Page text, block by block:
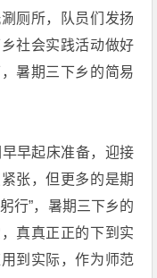
厕所，队员们发扬
社会实践活动做好
暑期三下乡的简易
早起床准备，迎接
张，但更多的是期
行”，暑期三下乡的
真真正正的下到实
到实际，作为师范